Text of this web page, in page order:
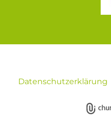
Datenschutzerklärung